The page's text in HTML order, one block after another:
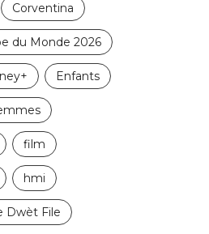
Corventina
du Monde 2026
Enfants
film
hmi
Dwèt File